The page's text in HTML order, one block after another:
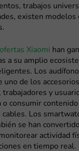
trabajos
existen modelos
ofertas Xiaomi han
a su amplio
Los
uno de los
trabajadores y
o consumir
cables. Los
se han
actividad
en tiempo real.